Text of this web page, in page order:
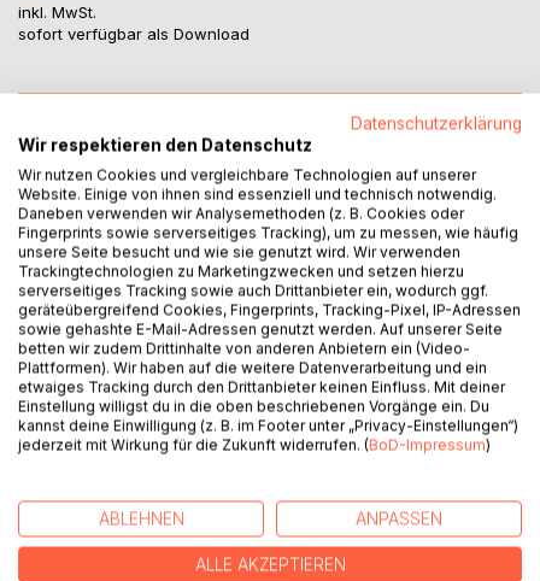
inkl. MwSt.
sofort verfügbar als Download
Auf die Merkliste
Titel bewerten
BESCHREIBUNG
Ende 1774. Der blutige Krieg zwischen England und den
neuen Kolonialstaaten im jungen Amerika, stand kurz vor
seinem Schluss. King George und der Truppenkommandant
Datenschutzerklärung
Wir respektieren den Datenschutz
Wir nutzen Cookies und vergleichbare Technologien auf unserer
Website. Einige von ihnen sind essenziell und technisch notwendig.
Daneben verwenden wir Analysemethoden (z. B. Cookies oder
Fingerprints sowie serverseitiges Tracking), um zu messen, wie häufig
unsere Seite besucht und wie sie genutzt wird. Wir verwenden
Trackingtechnologien zu Marketingzwecken und setzen hierzu
serverseitiges Tracking sowie auch Drittanbieter ein, wodurch ggf.
geräteübergreifend Cookies, Fingerprints, Tracking-Pixel, IP-Adressen
sowie gehashte E-Mail-Adressen genutzt werden. Auf unserer Seite
betten wir zudem Drittinhalte von anderen Anbietern ein (Video-
Plattformen). Wir haben auf die weitere Datenverarbeitung und ein
etwaiges Tracking durch den Drittanbieter keinen Einfluss. Mit deiner
Einstellung willigst du in die oben beschriebenen Vorgänge ein. Du
kannst deine Einwilligung (z. B. im Footer unter „Privacy-Einstellungen“)
jederzeit mit Wirkung für die Zukunft widerrufen. (BoD-Impressum)
ABLEHNEN ANPASSEN
ALLE AKZEPTIEREN